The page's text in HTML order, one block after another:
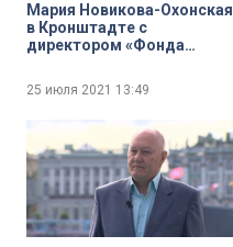
Мария Новикова-Охонская
в Кронштадте с
директором «Фонда
Вячеславом Алексеевым.
Открытие памятника
25 июля 2021 13:49